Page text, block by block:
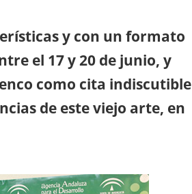
y con un formato
el 17 y 20 de junio, y
como cita indiscutible
de este viejo arte, en